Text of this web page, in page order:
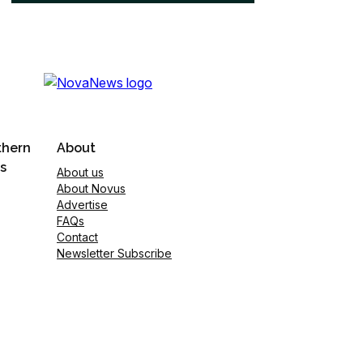
About
About us
About Novus
Advertise
FAQs
Contact
Newsletter Subscribe